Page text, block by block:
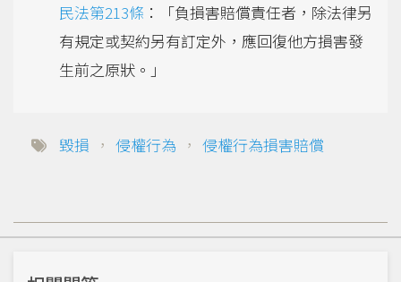
民法第213條 ：「負損害賠償責任者，除法律另
有規定或契約另有訂定外，應回復他方損害發
生前之原狀。」
毀損 ， 侵權行為 ， 侵權行為損害賠償